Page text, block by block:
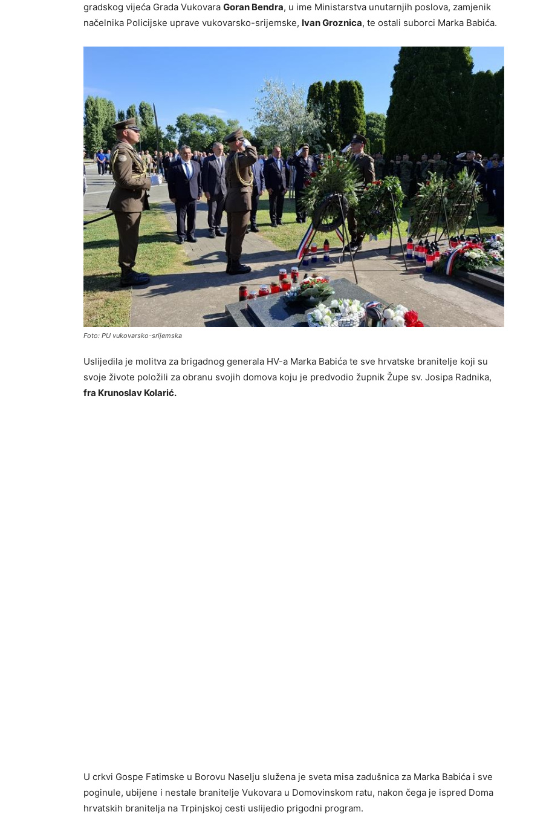
gradskog vijeća Grada Vukovara Goran Bendra, u ime Ministarstva unutarnjih poslova, zamjenik
načelnika Policijske uprave vukovarsko-srijemske, Ivan Groznica, te ostali suborci Marka Babića.
Foto: PU vukovarsko-srijemska
Uslijedila je molitva za brigadnog generala HV-a Marka Babića te sve hrvatske branitelje koji su
svoje živote položili za obranu svojih domova koju je predvodio župnik Župe sv. Josipa Radnika,
fra Krunoslav Kolarić.
U crkvi Gospe Fatimske u Borovu Naselju služena je sveta misa zadušnica za Marka Babića i sve
poginule, ubijene i nestale branitelje Vukovara u Domovinskom ratu, nakon čega je ispred Doma
hrvatskih branitelja na Trpinjskoj cesti uslijedio prigodni program.